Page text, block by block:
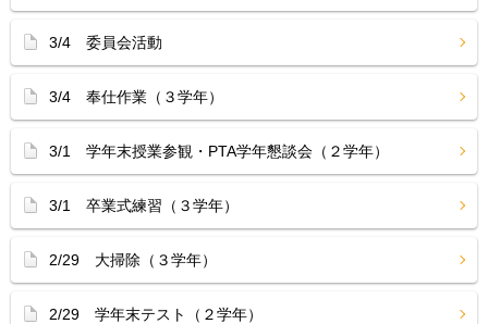
3/4 委員会活動
3/4 奉仕作業（３学年）
3/1 学年末授業参観・PTA学年懇談会（２学年）
3/1 卒業式練習（３学年）
2/29 大掃除（３学年）
2/29 学年末テスト（２学年）